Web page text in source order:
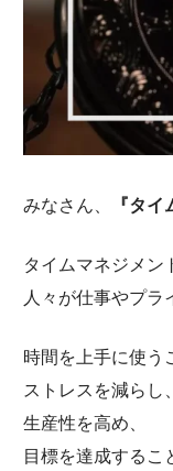
みなさん、 『タ
タイムマネジメン
人々が仕事やプラ
時間を上手に使う
ストレスを減らし
生産性を高め、
目標を達成するこ